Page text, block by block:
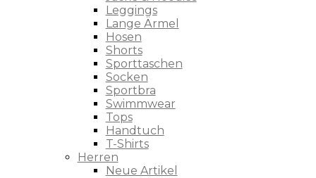
Leggings
Lange Ärmel
Hosen
Shorts
Sporttaschen
Socken
Sportbra
Swimmwear
Tops
Handtuch
T-Shirts
Herren
Neue Artikel